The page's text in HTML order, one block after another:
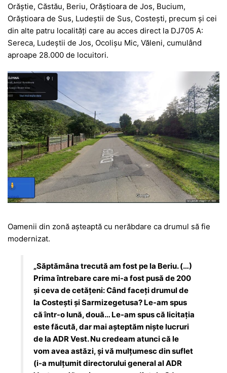
Orăștie, Căstău, Beriu, Orăștioara de Jos, Bucium,
Orăștioara de Sus, Ludeștii de Sus, Costești, precum și cei
din alte patru localități care au acces direct la DJ705 A:
Sereca, Ludeștii de Jos, Ocolișu Mic, Văleni, cumulând
aproape 28.000 de locuitori.
Oamenii din zonă așteaptă cu nerăbdare ca drumul să fie
modernizat.
„Săptămâna trecută am fost pe la Beriu. (…)
Prima întrebare care mi-a fost pusă de 200
și ceva de cetățeni: Când faceți drumul de
la Costești și Sarmizegetusa? Le-am spus
că într-o lună, două… Le-am spus că licitația
este făcută, dar mai așteptăm niște lucruri
de la ADR Vest. Nu credeam atunci că le
vom avea astăzi, și vă mulțumesc din suflet
(i-a mulțumit directorului general al ADR